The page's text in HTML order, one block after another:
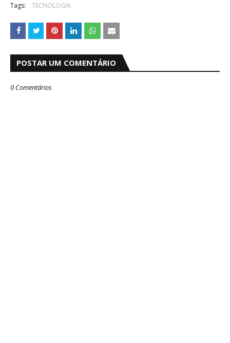
Tags: TECNOLOGIA
POSTAR UM COMENTÁRIO
0 Comentários